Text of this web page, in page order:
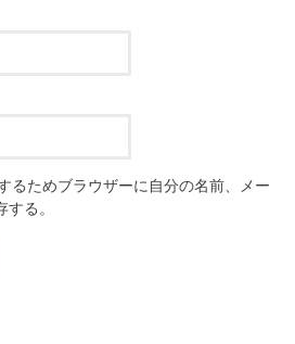
るためブラウザーに自分の名前、メー
る。